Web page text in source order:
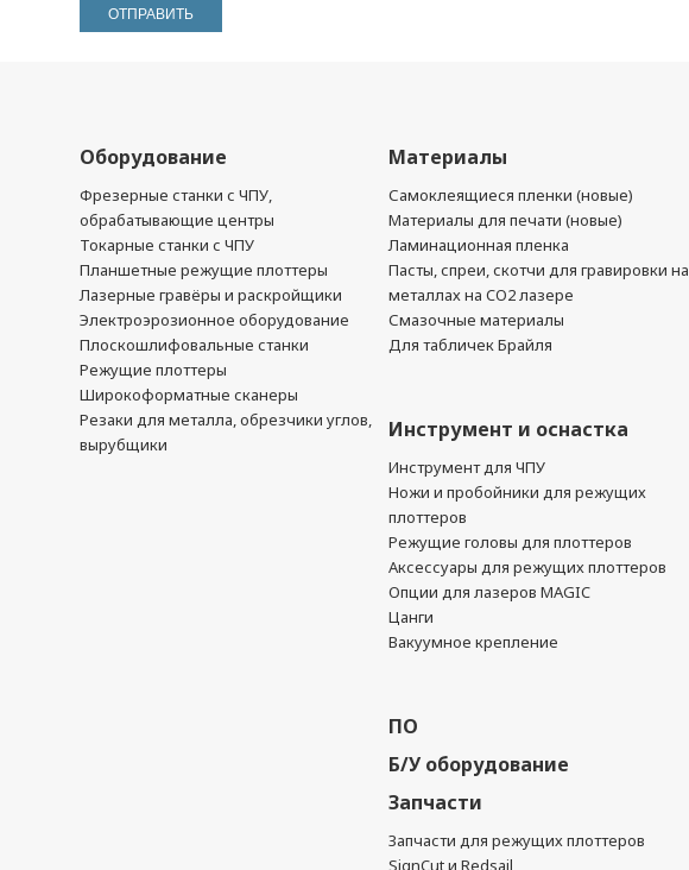
Оборудование
Фрезерные станки с ЧПУ,
обрабатывающие центры
Токарные станки с ЧПУ
Планшетные режущие плоттеры
Лазерные гравёры и раскройщики
Электроэрозионное оборудование
Плоскошлифовальные станки
Режущие плоттеры
Широкоформатные сканеры
Резаки для металла, обрезчики углов,
вырубщики
Материалы
Самоклеящиеся пленки (новые)
Материалы для печати (новые)
Ламинационная пленка
Пасты, спреи, скотчи для гравировки на
металлах на CO2 лазере
Смазочные материалы
Для табличек Брайля
Инструмент и оснастка
Инструмент для ЧПУ
Ножи и пробойники для режущих
плоттеров
Режущие головы для плоттеров
Аксессуары для режущих плоттеров
Опции для лазеров MAGIC
Цанги
Вакуумное крепление
ПО
Б/У оборудование
Запчасти
Запчасти для режущих плоттеров
SignCut и Redsail